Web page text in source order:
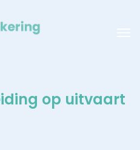
op uitvaart